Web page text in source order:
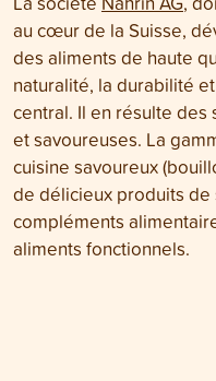
au cœur de la Suisse,
des aliments de haute
naturalité, la durabilité
central. Il en résulte
et savoureuses. La
cuisine savoureux
de délicieux produits de
compléments
aliments fonctionnels.